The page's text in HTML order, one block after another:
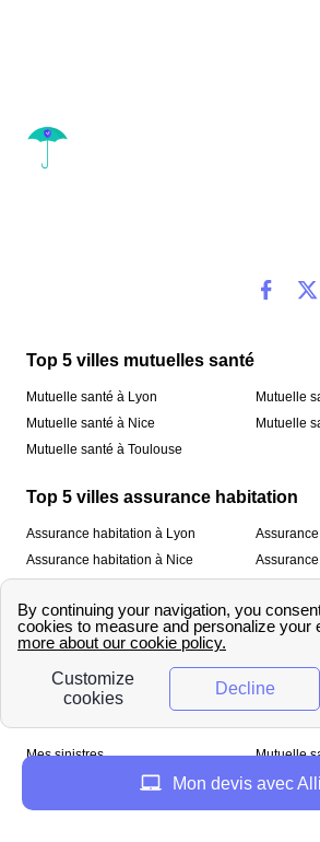
Top 5 villes mutuelles santé
Mutuelle santé à Lyon
Mutuelle santé à Nice
Mutuelle santé à Toulouse
Mutuelle
Mutuelle
Top 5 villes assurance habitation
Assurance habitation à Lyon
Assurance habitation à Nice
À propos
Qui sommes-nous ? Mentions
Mes sinistres
Assurance habitation
Mutuelle
Mon devis avec